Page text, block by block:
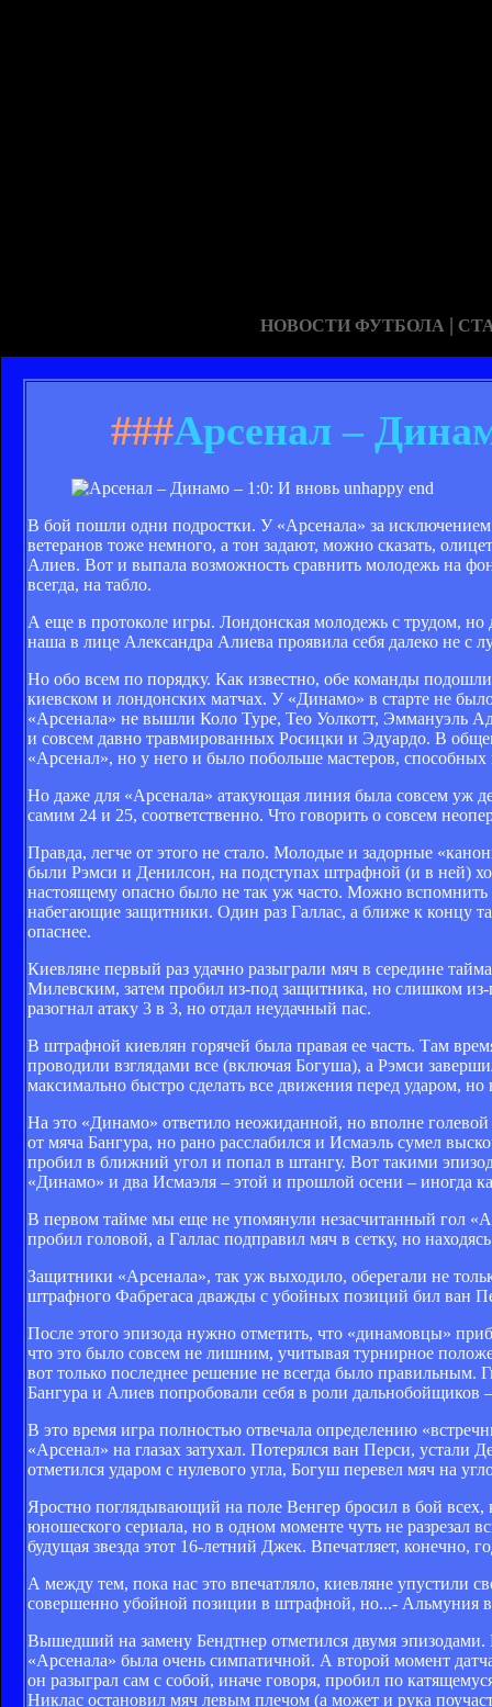
НОВОСТИ ФУТБОЛА |
###Арсенал –
В бой пошли одни подростки. У «Арсенала» за
ветеранов тоже немного, а тон задают, можно сказать,
Алиев. Вот и выпала возможность сравнить молодежь на
всегда, на табло.
А еще в протоколе игры. Лондонская молодежь с трудом, но
наша в лице Александра Алиева проявила себя далеко не с
Но обо всем по порядку. Как известно, обе команды
киевском и лондонских матчах. У «Динамо» в старте не
«Арсенала» не вышли Коло Туре, Тео Уолкотт, Эммануэль
и совсем давно травмированных Росицки и Эдуардо. В
«Арсенал», но у него и было побольше мастеров,
Но даже для «Арсенала» атакующая линия была совсем уж
самим 24 и 25, соответственно. Что говорить о совсем
Правда, легче от этого не стало. Молодые и задорные
были Рэмси и Денилсон, на подступах штрафной (и в ней)
настоящему опасно было не так уж часто. Можно
набегающие защитники. Один раз Галлас, а ближе к концу
опаснее.
Киевляне первый раз удачно разыграли мяч в середине
Милевским, затем пробил из-под защитника, но слишком
разогнал атаку 3 в 3, но отдал неудачный пас.
В штрафной киевлян горячей была правая ее часть. Там
проводили взглядами все (включая Богуша), а Рэмси
максимально быстро сделать все движения перед ударом, но
На это «Динамо» ответило неожиданной, но вполне голевой
от мяча Бангура, но рано расслабился и Исмаэль сумел
пробил в ближний угол и попал в штангу. Вот такими
«Динамо» и два Исмаэля – этой и прошлой осени – иногда
В первом тайме мы еще не упомянули незасчитанный гол
пробил головой, а Галлас подправил мяч в сетку, но
Защитники «Арсенала», так уж выходило, оберегали не
штрафного Фабрегаса дважды с убойных позиций бил ван
После этого эпизода нужно отметить, что «динамовцы»
что это было совсем не лишним, учитывая турнирное
вот только последнее решение не всегда было
Бангура и Алиев попробовали себя в роли
В это время игра полностью отвечала определению
«Арсенал» на глазах затухал. Потерялся ван Перси, устали
отметился ударом с нулевого угла, Богуш перевел мяч на
Яростно поглядывающий на поле Венгер бросил в бой
юношеского сериала, но в одном моменте чуть не разрезал
будущая звезда этот 16-летний Джек. Впечатляет, конечно,
А между тем, пока нас это впечатляло, киевляне упустили
совершенно убойной позиции в штрафной, но...- Альмуния
Вышедший на замену Бендтнер отметился двумя эпизодами.
«Арсенала» была очень симпатичной. А второй момент
он разыграл сам с собой, иначе говоря, пробил по
Никлас остановил мяч левым плечом (а может и рука